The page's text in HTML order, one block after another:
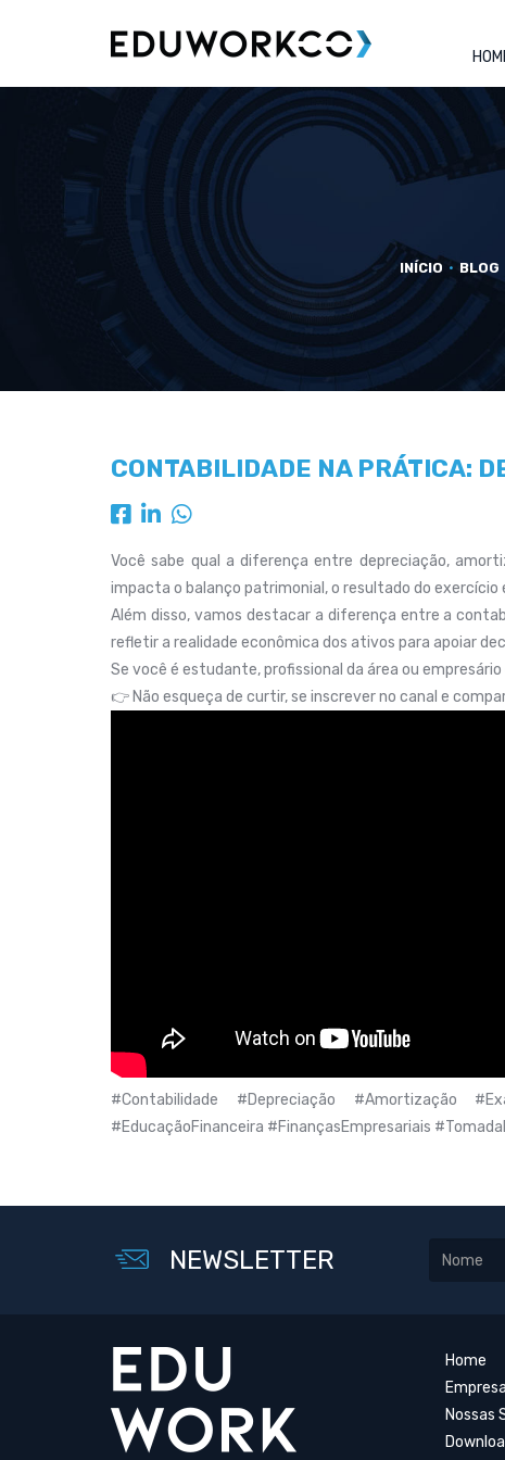
INÍCIO BLOG
CONTABILIDADE NA PRÁTICA:
Você sabe qual a diferença entre depreciação,
impacta o balanço patrimonial, o resultado do
Além disso, vamos destacar a diferença entre a
refletir a realidade econômica dos ativos para apoiar
Se você é estudante, profissional da área ou
👉 Não esqueça de curtir, se inscrever no canal e
#Contabilidade #Depreciação #Amortização
#EducaçãoFinanceira #FinançasEmpresariais
NEWSLETTER
Home
Empresa
Nossas